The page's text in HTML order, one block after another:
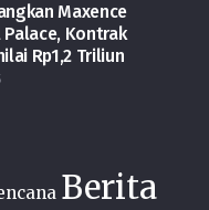
Maxence
Kontrak
Rp1,2 Triliun
Berita